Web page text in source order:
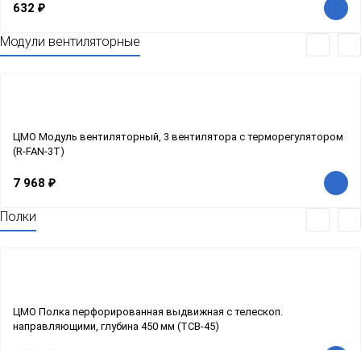
632 ₽
Модули вентиляторные
ЦМО Модуль вентиляторный, 3 вентилятора с терморегулятором
(R-FAN-3T)
7 968 ₽
Полки
ЦМО Полка перфорированная выдвижная с телескоп.
направляющими, глубина 450 мм (ТСВ-45)